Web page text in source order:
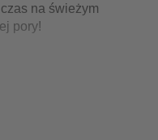
na świeżym
pory!